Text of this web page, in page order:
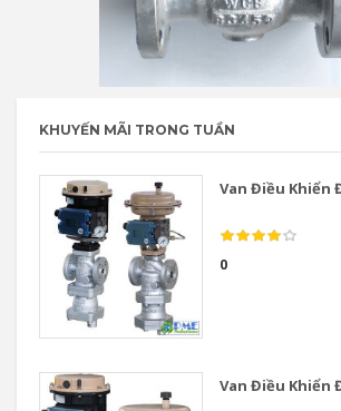
KHUYẾN MÃI TRONG TUẦN
Van Điều Khiển
0
Van Điều Khiển